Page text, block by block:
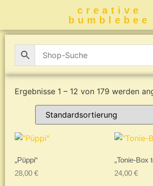
creative
bumblebee
Ergebnisse 1 – 12 von 179 werden
„Püppi“
28,00 €
„Tonie-Box
24,00 €